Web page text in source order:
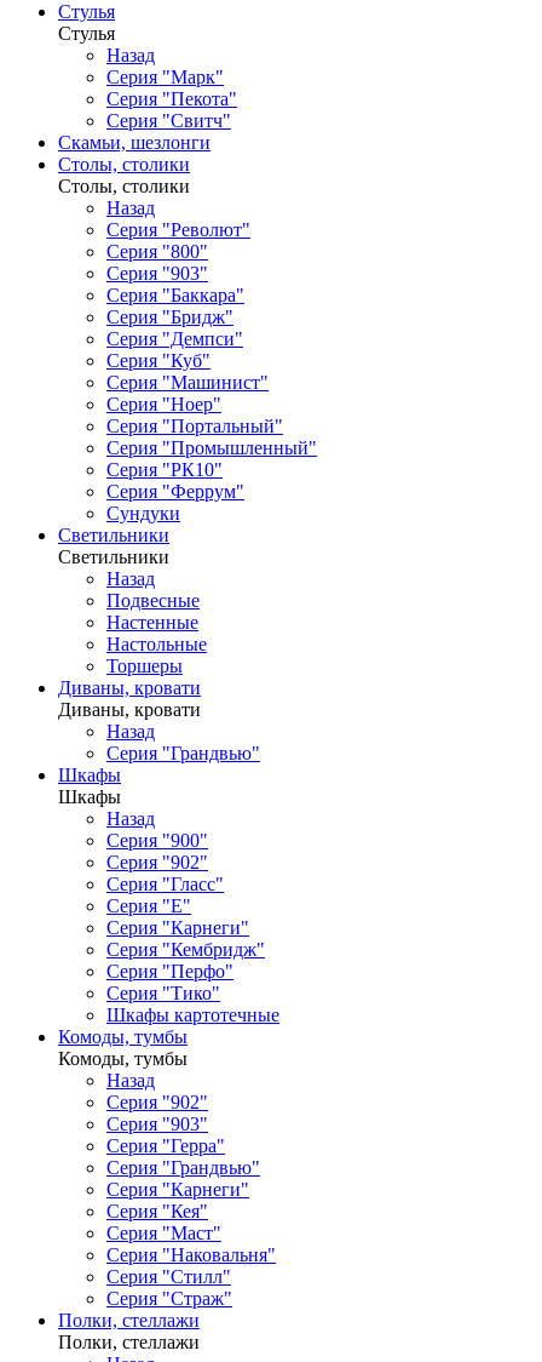
Стулья
Стулья
Назад
Серия "Марк"
Серия "Пекота"
Серия "Свитч"
Скамьи, шезлонги
Столы, столики
Столы, столики
Назад
Серия "Револют"
Серия "800"
Серия "903"
Серия "Баккара"
Серия "Бридж"
Серия "Демпси"
Серия "Куб"
Серия "Машинист"
Серия "Ноер"
Серия "Портальный"
Серия "Промышленный"
Серия "РК10"
Серия "Феррум"
Сундуки
Светильники
Светильники
Назад
Подвесные
Настенные
Настольные
Торшеры
Диваны, кровати
Диваны, кровати
Назад
Серия "Грандвью"
Шкафы
Шкафы
Назад
Серия "900"
Серия "902"
Серия "Гласс"
Серия "Е"
Серия "Карнеги"
Серия "Кембридж"
Серия "Перфо"
Серия "Тико"
Шкафы картотечные
Комоды, тумбы
Комоды, тумбы
Назад
Серия "902"
Серия "903"
Серия "Герра"
Серия "Грандвью"
Серия "Карнеги"
Серия "Кея"
Серия "Маст"
Серия "Наковальня"
Серия "Стилл"
Серия "Страж"
Полки, стеллажи
Полки, стеллажи